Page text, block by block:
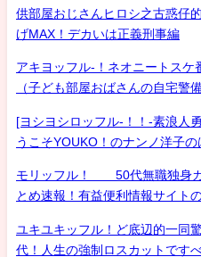
供部屋おじさんヒロシ之古惑仔
げMAX！デカいは正義刑事編
アキヨッフル-！ネオニートスケ
（子ども部屋おばさんの自宅警
[ヨシヨシロッフル-！！-素浪人
うこそYOUKO！のナンノ洋子
モリッフル！ 50代無職独身ガ
とめ速報！有益便利情報サイト
ユキユキッフル！ど底辺的一同
代！人生の強制ロスカットです